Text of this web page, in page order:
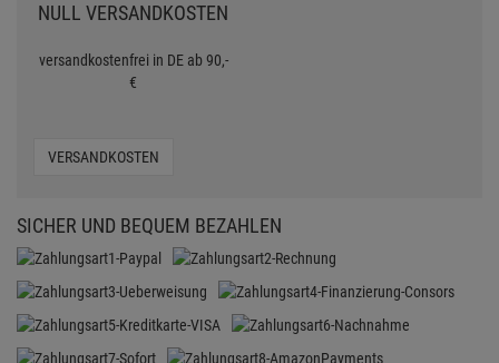
NULL VERSANDKOSTEN
versandkostenfrei in DE ab 90,-
€
VERSANDKOSTEN
SICHER UND BEQUEM BEZAHLEN